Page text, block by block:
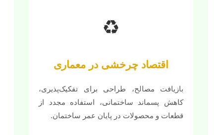
♻️
اقتصاد چرخشی در معماری
بازیافت مصالح، طراحی برای تفکیک‌پذیری،
کاهش پسماند ساختمانی، استفاده مجدد از
قطعات و محصولات در پایان عمر ساختمان.